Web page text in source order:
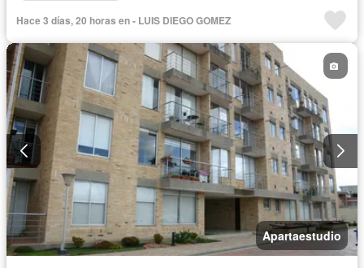
Hace 3 días, 20 horas en - LUIS DIEGO GOMEZ
Apartaestudio